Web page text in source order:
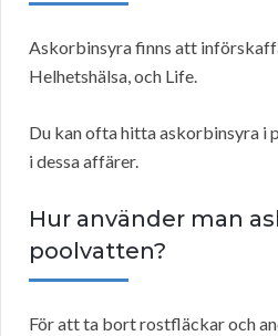
Askorbinsyra finns att
Helhetshälsa, och Life.
Du kan ofta hitta askorbinsyra i
i dessa affärer.
Hur använder man
poolvatten?
För att ta bort rostfläckar och